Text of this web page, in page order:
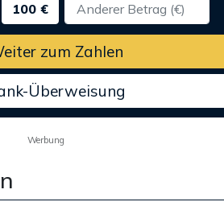
100 €
zum Zahlen
Überweisung
Werbung